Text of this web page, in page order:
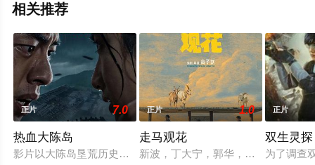
相关推荐
正片 7.0
热血大陈岛
影片以大陈岛垦荒历史为创作底色，在尊重历史真实性的前提下
正片 1.0
走马观花
新波，丁大宁，郭华，程一木他们毕
正片
双生灵探
为了调查